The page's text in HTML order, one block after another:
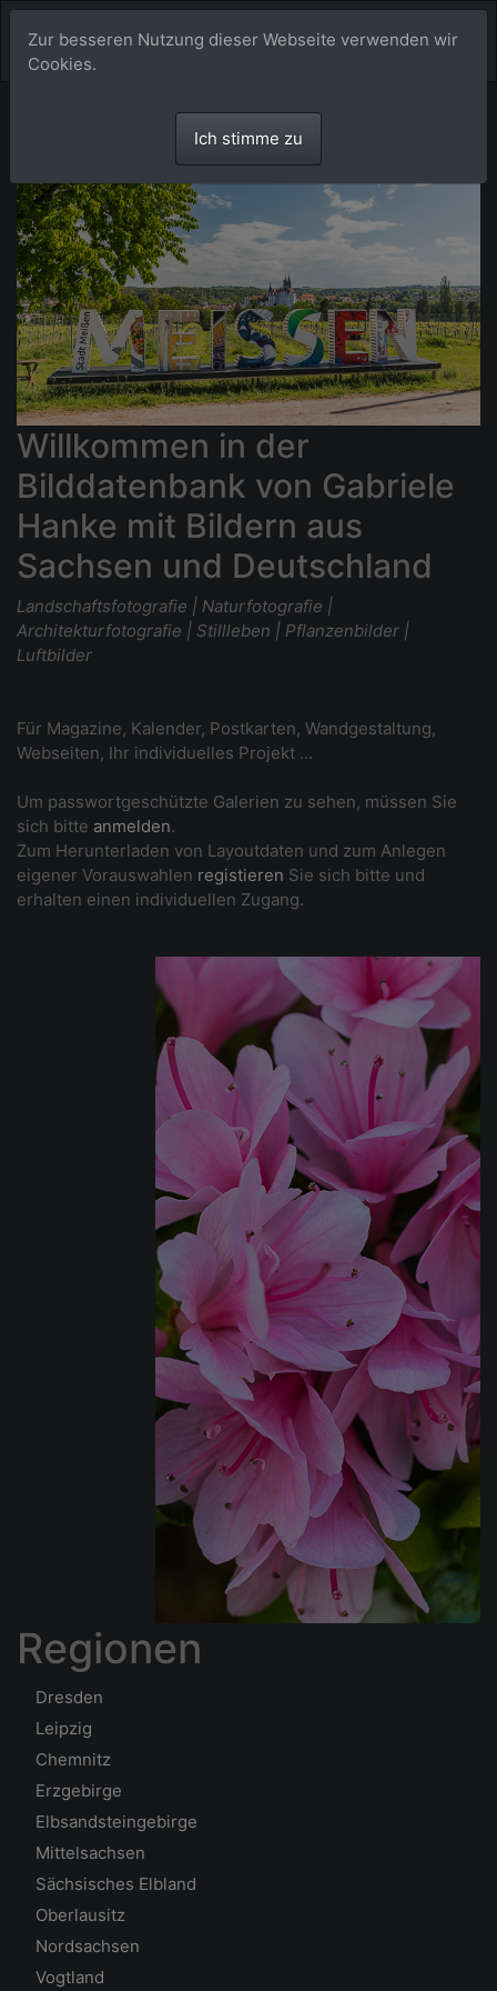
Willkommen in der
Bilddatenbank von Gabriele
Hanke mit Bildern aus
Sachsen und Deutschland
Landschaftsfotografie | Naturfotografie |
Architekturfotografie | Stillleben | Pflanzenbilder |
Luftbilder
Für Magazine, Kalender, Postkarten, Wandgestaltung,
Webseiten, Ihr individuelles Projekt ...
Um passwortgeschützte Galerien zu sehen, müssen Sie
sich bitte anmelden.
Zum Herunterladen von Layoutdaten und zum Anlegen
eigener Vorauswahlen registieren Sie sich bitte und
erhalten einen individuellen Zugang.
Regionen
Dresden
Leipzig
Chemnitz
Erzgebirge
Elbsandsteingebirge
Mittelsachsen
Sächsisches Elbland
Oberlausitz
Nordsachsen
Vogtland
Zur besseren Nutzung dieser Webseite verwenden wir
Cookies.
Ich stimme zu